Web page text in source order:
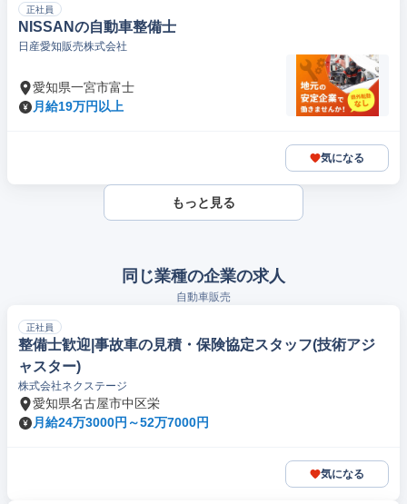
正社員
NISSANの自動車整備士
日産愛知販売株式会社
愛知県一宮市富士
月給19万円以上
気になる
もっと見る
同じ業種の企業の求人
自動車販売
正社員
整備士歓迎|事故車の見積・保険協定スタッフ(技術アジ
ャスター)
株式会社ネクステージ
愛知県名古屋市中区栄
月給24万3000円～52万7000円
気になる